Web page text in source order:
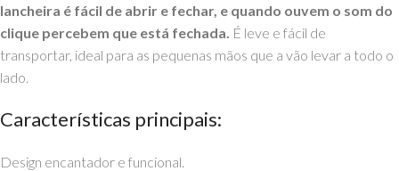
lancheira é fácil de abrir e fechar, e quando ouvem o som do
clique percebem que está fechada. É leve e fácil de
transportar, ideal para as pequenas mãos que a vão levar a todo o
lado.
Características principais:
Design encantador e funcional.